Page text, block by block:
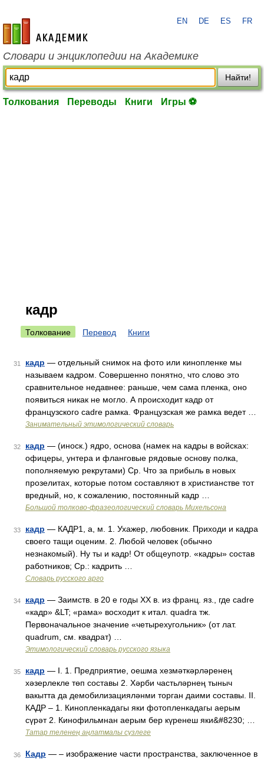
academic.ru
EN DE ES FR
Словари и энциклопедии на Академике
Найти!
Толкования Переводы Книги Игры ⚽
кадр
Толкование Перевод Книги
31 кадр — отдельный снимок на фото или кинопленке мы
называем кадром. Совершенно понятно, что слово это
сравнительное недавнее: раньше, чем сама пленка, оно
появиться никак не могло. А происходит кадр от
французского cadre рамка. Французская же рамка ведет …
Занимательный этимологический словарь
32 кадр — (иноск.) ядро, основа (намек на кадры в войсках:
офицеры, унтера и фланговые рядовые основу полка,
пополняемую рекрутами) Ср. Что за прибыль в новых
прозелитах, которые потом составляют в христианстве тот
вредный, но, к сожалению, постоянный кадр …
Большой толково-фразеологический словарь Михельсона
33 кадр — КАДР1, а, м. 1. Ухажер, любовник. Приходи и кадра
своего тащи оценим. 2. Любой человек (обычно
незнакомый). Ну ты и кадр! От общеупотр. «кадры» состав
работников; Ср.: кадрить …
Словарь русского арго
34 кадр — Заимств. в 20 е годы XX в. из франц. яз., где cadre
«кадр» &LT; «рама» восходит к итал. quadra тж.
Первоначальное значение «четырехугольник» (от лат.
quadrum, см. квадрат) …
Этимологический словарь русского языка
35 кадр — I. 1. Предприятие, оешма хезмәткәрләренең
хәзерлекле төп составы 2. Хәрби частьләрнең тыныч
вакытта да демобилизацияләнми торган даими составы. II.
КАДР – 1. Кинопленкадагы яки фотопленкадагы аерым
сүрәт 2. Кинофильмнан аерым бер күренеш яки&#8230; …
Татар теленең аңлатмалы сүзлеге
36 Кадр — – изображение части пространства, заключенное в